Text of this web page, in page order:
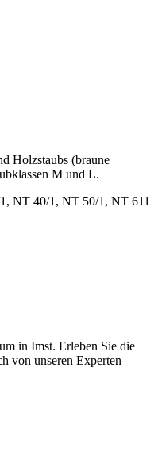
Holzstaubs (braune
M und L.
NT 40/1, NT 50/1, NT 611
in Imst. Erleben Sie die
von unseren Experten